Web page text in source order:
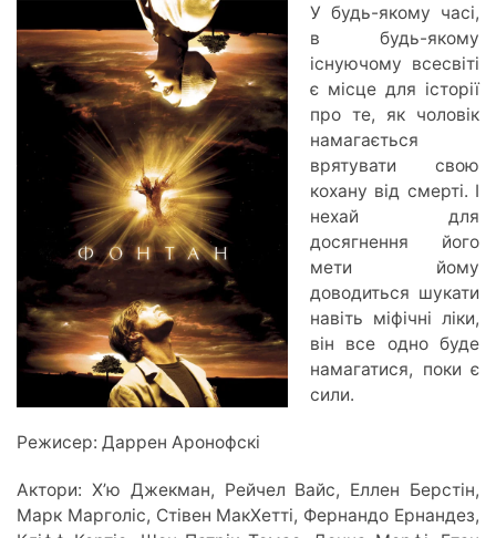
У будь-якому часі,
в будь-якому
існуючому всесвіті
є місце для історії
про те, як чоловік
намагається
врятувати свою
кохану від смерті. І
нехай для
досягнення його
мети йому
доводиться шукати
навіть міфічні ліки,
він все одно буде
намагатися, поки є
сили.
Режисер: Даррен Аронофскі
Актори: Х’ю Джекман, Рейчел Вайс, Еллен Берстін,
Марк Марголіс, Стівен МакХетті, Фернандо Ернандез,